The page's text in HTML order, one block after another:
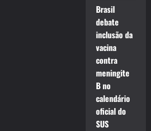
Brasil
debate
inclusão da
vacina
contra
meningite
B no
calendário
oficial do
SUS